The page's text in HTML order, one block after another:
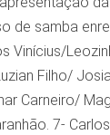
de samba
Vinícius/
Filho/
Carneiro/
7-